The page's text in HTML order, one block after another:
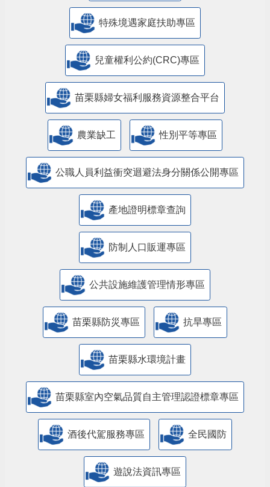
特殊境遇家庭扶助專區
兒童權利公約(CRC)專區
苗栗縣婦女福利服務資源整合平台
農業缺工 性別平等專區
公職人員利益衝突迴避法身分關係公開專區
產地證明標章查詢
防制人口販運專區
​公共設施維護管理情形專區
苗栗縣防災專區 抗旱專區
苗栗縣水環境計畫
苗栗縣室內空氣品質自主管理認證標章專區
酒後代駕服務專區 全民國防
遊說法資訊專區